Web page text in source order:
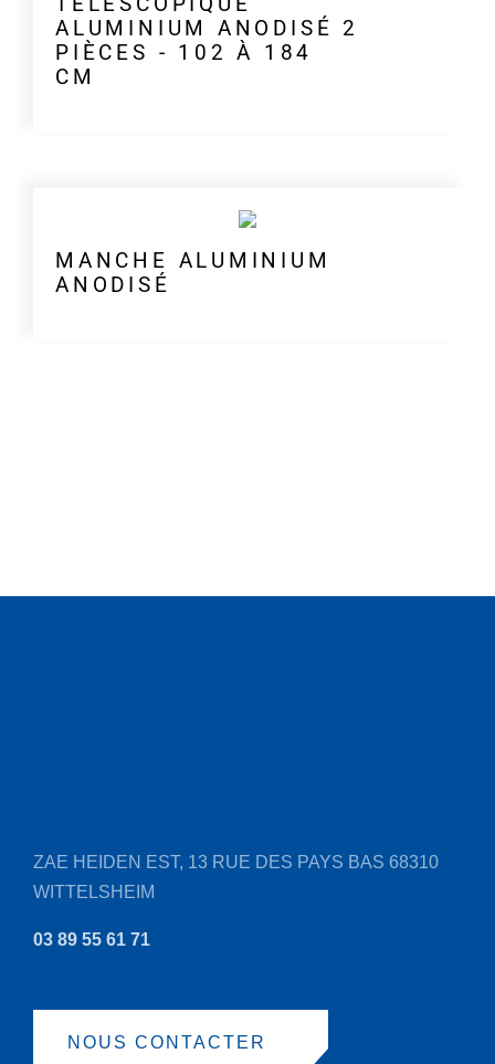
ALUMINIUM ANODISÉ 2
PIÈCES - 102 À 184
CM
MANCHE ALUMINIUM
ANODISÉ
ZAE HEIDEN EST, 13 RUE DES PAYS BAS 68310
WITTELSHEIM
03 89 55 61 71
NOUS CONTACTER